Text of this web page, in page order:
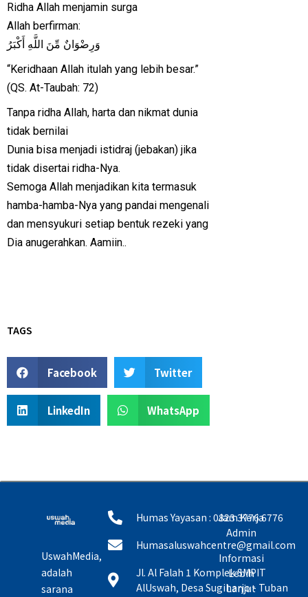
Ridha Allah menjamin surga
Allah berfirman:
وَرِضْوَانٌ مِّنَ اللَّهِ أَكْبَرُ
“Keridhaan Allah itulah yang lebih besar.”
(QS. At-Taubah: 72)
Tanpa ridha Allah, harta dan nikmat dunia
tidak bernilai
Dunia bisa menjadi istidraj (jebakan) jika
tidak disertai ridha-Nya.
Semoga Allah menjadikan kita termasuk
hamba-hamba-Nya yang pandai mengenali
dan mensyukuri setiap bentuk rezeki yang
Dia anugerahkan. Aamiin..
TAGS
Facebook Twitter
LinkedIn WhatsApp
UswahMedia,
adalah
sarana
Humas Yayasan : 0823 3776 6776
Humasaluswahcentre@gmail.com
Jl. Al Falah 1 Komplek SMPIT
AlUswah, Desa Sugiharjo - Tuban
Jam Kerja
Admin
Informasi
Lebih
Lanjut